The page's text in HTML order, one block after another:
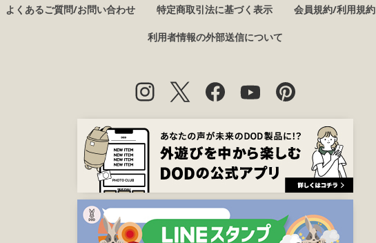
よくあるご質問/お問い合わせ 特定商取引法に基づく表示 会員規約/利用規約
利用者情報の外部送信について